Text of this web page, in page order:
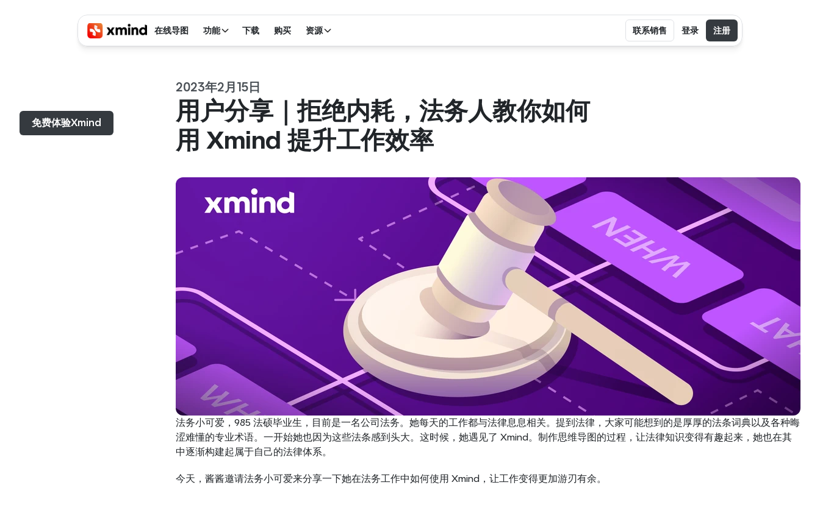
免费体验Xmind
2023年2月15日
用户分享｜拒绝内耗，法务人教你如何
用 Xmind 提升工作效率
法务小可爱，985 法硕毕业生，目前是一名公司法务。她每天的工作都与法律息息相关。提到法律，大家可能想到的是厚厚的法条词典以及各种晦
涩难懂的专业术语。一开始她也因为这些法条感到头大。这时候，她遇见了 Xmind。制作思维导图的过程，让法律知识变得有趣起来，她也在其
中逐渐构建起属于自己的法律体系。
今天，酱酱邀请法务小可爱来分享一下她在法务工作中如何使用 Xmind，让工作变得更加游刃有余。
在线导图 功能 下载 购买 资源 联系销售 登录 注册